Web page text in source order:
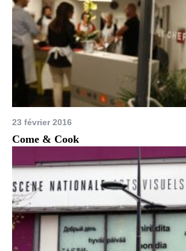
23 février 2016
Come & Cook